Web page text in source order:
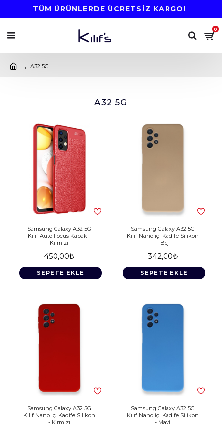
TÜM ÜRÜNLERDE ÜCRETSİZ KARGO!
0
A32 5G
A32 5G
Samsung Galaxy A32 5G
Kılıf Auto Focus Kapak -
Kırmızı
450,00₺
SEPETE EKLE
Samsung Galaxy A32 5G
Kılıf Nano içi Kadife Silikon
- Bej
342,00₺
SEPETE EKLE
Samsung Galaxy A32 5G
Kılıf Nano içi Kadife Silikon
- Kırmızı
Samsung Galaxy A32 5G
Kılıf Nano içi Kadife Silikon
- Mavi